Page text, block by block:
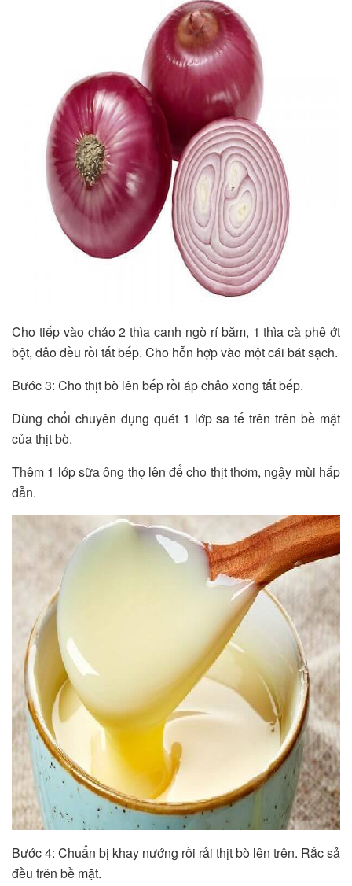
Cho tiếp vào chảo 2 thìa canh ngò rí băm, 1 thìa cà phê ớt
bột, đảo đều rồi tắt bếp. Cho hỗn hợp vào một cái bát sạch.
Bước 3: Cho thịt bò lên bếp rồi áp chảo xong tắt bếp.
Dùng chổi chuyên dụng quét 1 lớp sa tế trên trên bề mặt
của thịt bò.
Thêm 1 lớp sữa ông thọ lên để cho thịt thơm, ngậy mùi hấp
dẫn.
Bước 4: Chuẩn bị khay nướng rồi rải thịt bò lên trên. Rắc sả
đều trên bề mặt.